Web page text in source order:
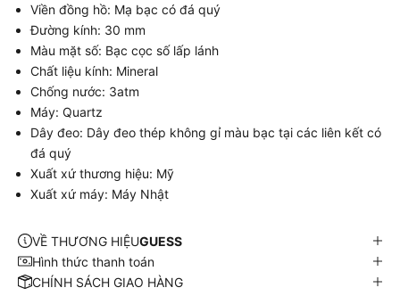
Viền đồng hồ: Mạ bạc có đá quý
Đường kính: 30 mm
Màu mặt số: Bạc cọc số lấp lánh
Chất liệu kính: Mineral
Chống nước: 3atm
Máy: Quartz
Dây đeo: Dây đeo thép không gỉ màu bạc tại các liên kết có
đá quý
Xuất xứ thương hiệu: Mỹ
Xuất xứ máy: Máy Nhật
VỀ THƯƠNG HIỆUGUESS
Hình thức thanh toán
CHÍNH SÁCH GIAO HÀNG